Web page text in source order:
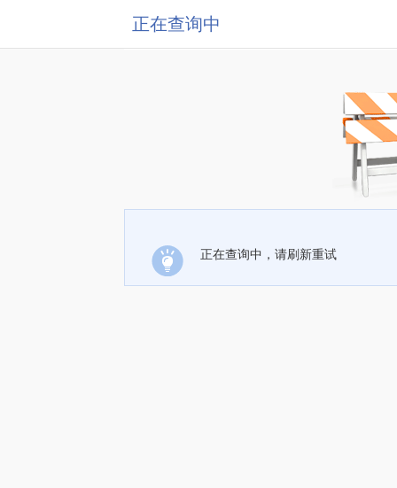
正在查询中
正在查询中，请刷新重试